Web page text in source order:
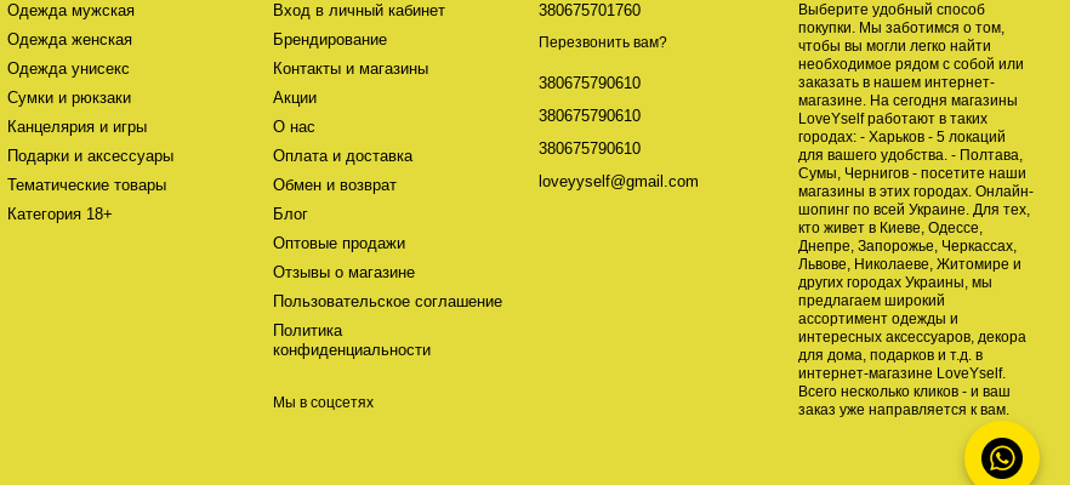
Одежда мужская
Одежда женская
Одежда унисекс
Сумки и рюкзаки
Канцелярия и игры
Подарки и аксессуары
Тематические товары
Категория 18+
Вход в личный кабинет
Брендирование
Контакты и магазины
Акции
О нас
Оплата и доставка
Обмен и возврат
Блог
Оптовые продажи
Отзывы о магазине
Пользовательское соглашение
Политика
конфиденциальности
Мы в соцсетях
380675701760
Перезвонить вам?
380675790610
380675790610
380675790610
loveyyself@gmail.com
Выберите удобный способ
покупки. Мы заботимся о том,
чтобы вы могли легко найти
необходимое рядом с собой или
заказать в нашем интернет-
магазине. На сегодня магазины
LoveYself работают в таких
городах: - Харьков - 5 локаций
для вашего удобства. - Полтава,
Сумы, Чернигов - посетите наши
магазины в этих городах. Онлайн-
шопинг по всей Украине. Для тех,
кто живет в Киеве, Одессе,
Днепре, Запорожье, Черкассах,
Львове, Николаеве, Житомире и
других городах Украины, мы
предлагаем широкий
ассортимент одежды и
интересных аксессуаров, декора
для дома, подарков и т.д. в
интернет-магазине LoveYself.
Всего несколько кликов - и ваш
заказ уже направляется к вам.